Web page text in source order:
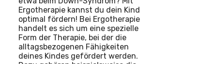
Ergotherapie kannst du dein Kind
optimal fördern! Bei Ergotherapie
handelt es sich um eine spezielle
Form der Therapie, bei der die
alltagsbezogenen Fähigkeiten
deines Kindes gefördert werden.